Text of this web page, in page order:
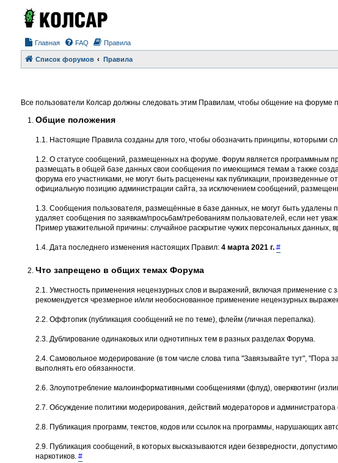
Главная FAQ Правила
Список форумов Правила
Все пользователи Колсар должны следовать этим Правилам, чтобы общение на форуме
Общие положения
1.1. Настоящие Правила созданы для того, чтобы обозначить принципы, которыми
1.2. О статусе сообщений, размещенных на форуме. Форум является программным
размещать в общей базе данных свои сообщения по имеющимся темам а также
форума его участниками, не могут быть расценены как публикации,
официальную позицию администрации сайта, за исключением сообщений,
1.3. Сообщения пользователя, размещённые в базе данных, не могут быть удалены
удаляет сообщения по заявкам/просьбам/требованиям пользователей, если нет
Пример уважительной причины: случайное раскрытие чужих персональных данных,
1.4. Дата последнего изменения настоящих Правил: 4 марта 2021 г. #
Что запрещено в общих темах Форума
2.1. Уместность применения нецензурных слов и выражений, включая применение
рекомендуется чрезмерное и/или необоснованное применение нецензурных
2.2. Оффтопик (публикация сообщений не по теме), флейм (личная перепалка).
2.3. Дублирование одинаковых или однотипных тем в разных разделах Форума.
2.4. Самовольное модеpиpование (в том числе слова типа "Завязывайте тут",
выполнять его обязанности.
2.6. Злоупотребление малоинформативными сообщениями (флуд), оверквотинг
2.7. Обсуждение политики модерирования, действий модеpатоpов и
2.8. Публикация программ, текстов, кодов или ссылок на программы, нарушающих
2.9. Публикация сообщений, в которых высказываются идеи безвредности,
наркотиков. #